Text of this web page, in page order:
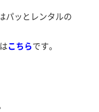
パッとレンタルの
こちらです。